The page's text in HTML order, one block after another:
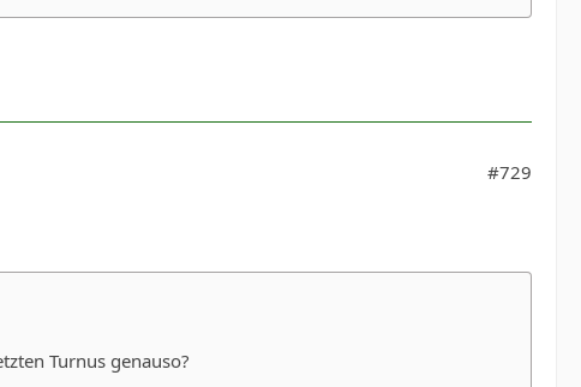
#729
Turnus genauso?